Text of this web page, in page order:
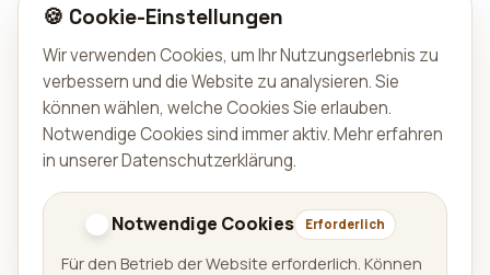
KATEGORIE
Entwicklertools
TYP
App
VERFÜGBAR AUF
Als Mac-App im App Store veröffentlicht.
🍪 Cookie-Einstellungen
Wir verwenden Cookies, um Ihr Nutzungserlebnis zu
verbessern und die Website zu analysieren. Sie
können wählen, welche Cookies Sie erlauben.
Notwendige Cookies sind immer aktiv.Mehr erfahren
in unserer Datenschutzerklärung.
Notwendige Cookies Erforderlich
Für den Betrieb der Website erforderlich. Können